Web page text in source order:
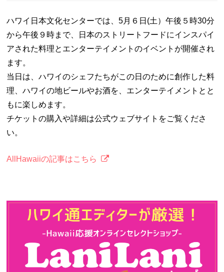
ハワイ日本文化センターでは、5月６日(土）午後５時30分
から午後９時まで、日本のストリートフードにインスパイ
アされた料理とエンターテイメントのイベントが開催され
ます。
当日は、ハワイのシェフたちがこの日のために創作した料
理、ハワイの地ビールやお酒を、エンターテイメントとと
もに楽しめます。
チケットの購入や詳細は公式ウェブサイトをご覧くださ
い。
AllHawaiiの記事はこちら